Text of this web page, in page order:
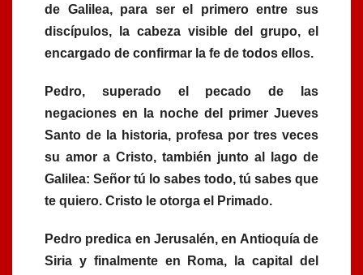
de Galilea, para ser el primero entre sus
discípulos, la cabeza visible del grupo, el
encargado de confirmar la fe de todos ellos.
Pedro, superado el pecado de las
negaciones en la noche del primer Jueves
Santo de la historia, profesa por tres veces
su amor a Cristo, también junto al lago de
Galilea: Señor tú lo sabes todo, tú sabes que
te quiero. Cristo le otorga el Primado.
Pedro predica en Jerusalén, en Antioquía de
Siria y finalmente en Roma, la capital del